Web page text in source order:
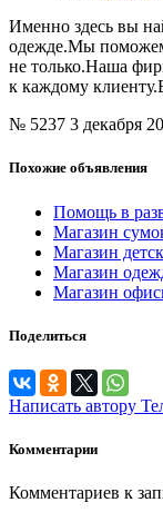
Именно здесь вы
одежде.Мы
не только.Наша
к каждому
№ 5237 3 декабря
Похожие объявления
Помощь в
Магазин
Магазин
Магазин
Магазин
Поделиться
Написать автору
Комментарии
Комментариев к